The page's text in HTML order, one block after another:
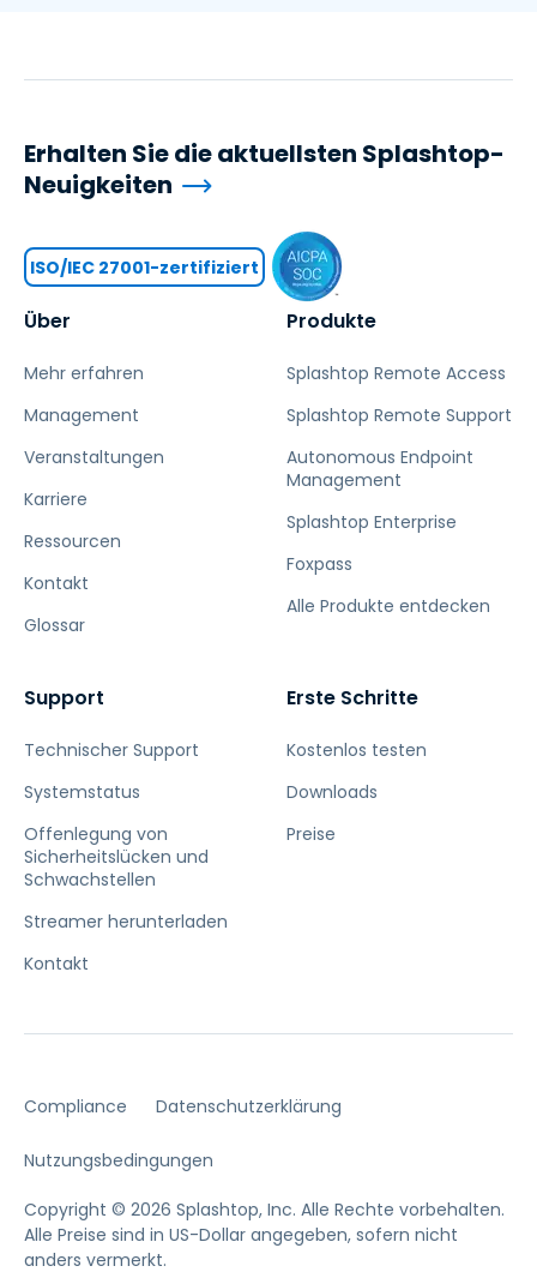
Über
Mehr erfahren
Management
Veranstaltungen
Karriere
Ressourcen
Kontakt
Glossar
Produkte
Splashtop Remote Access
Splashtop Remote Support
Autonomous Endpoint
Management
Splashtop Enterprise
Foxpass
Alle Produkte entdecken
Support
Technischer Support
Systemstatus
Offenlegung von
Sicherheitslücken und
Schwachstellen
Streamer herunterladen
Kontakt
Erste Schritte
Kostenlos testen
Downloads
Preise
Erhalten Sie die aktuellsten Splashtop-
Neuigkeiten
ISO/IEC 27001-zertifiziert
Compliance Datenschutzerklärung
Nutzungsbedingungen
Copyright © 2026 Splashtop, Inc. Alle Rechte vorbehalten.
Alle Preise sind in US-Dollar angegeben, sofern nicht
anders vermerkt.